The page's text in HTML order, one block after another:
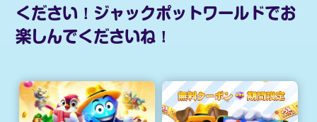
ください！ジャックポットワールドでお
楽しんでくださいね！